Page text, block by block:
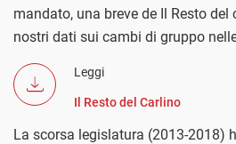
mandato, una breve de Il Resto del
nostri dati sui cambi di gruppo
Leggi
Il Resto del Carlino
La scorsa legislatura (2013-2018)